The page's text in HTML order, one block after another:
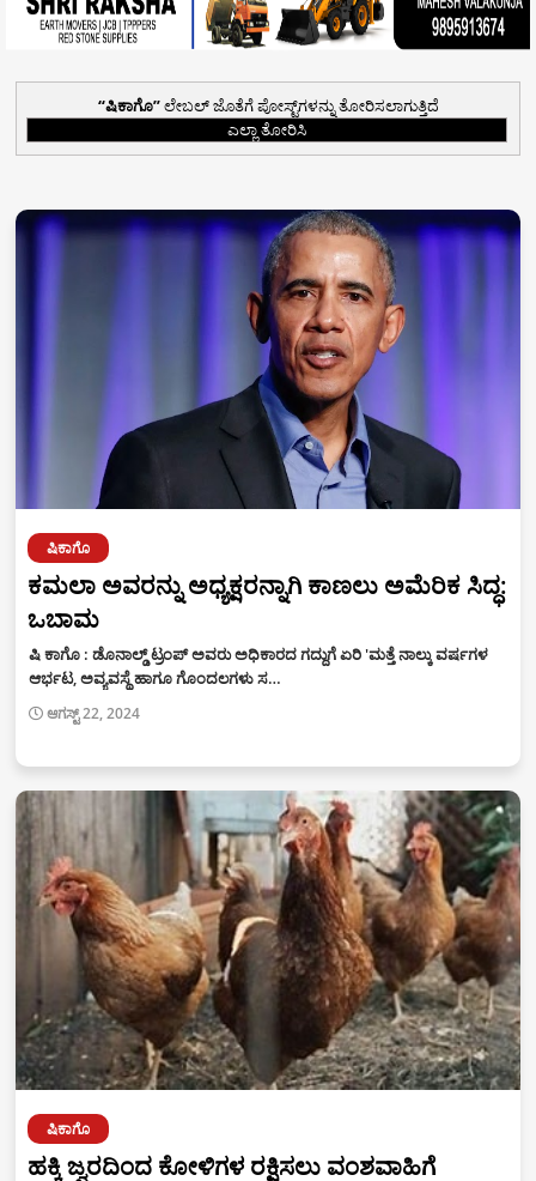
ಷಿಕಾಗೊ ಲೇಬಲ್ ಜೊತೆಗೆ ಪೋಸ್ಟ್‌ಗಳನ್ನು ತೋರಿಸಲಾಗುತ್ತಿದೆ
ಎಲ್ಲಾ ತೋರಿಸಿ
ಷಿಕಾಗೊ
ಕಮಲಾ ಅವರನ್ನು ಅಧ್ಯಕ್ಷರನ್ನಾಗಿ ಕಾಣಲು ಅಮೆರಿಕ ಸಿದ್ಧ:
ಒಬಾಮ
ಷಿ ಕಾಗೊ : ಡೊನಾಲ್ಡ್ ಟ್ರಂಪ್ ಅವರು ಅಧಿಕಾರದ ಗದ್ದುಗೆ ಏರಿ 'ಮತ್ತೆ ನಾಲ್ಕು ವರ್ಷಗಳ
ಆರ್ಭಟ, ಅವ್ಯವಸ್ಥೆ ಹಾಗೂ ಗೊಂದಲಗಳು ಸ…
ಆಗಸ್ಟ್ 22, 2024
ಷಿಕಾಗೊ
ಹಕ್ಕಿ ಜ್ವರದಿಂದ ಕೋಳಿಗಳ ರಕ್ಷಿಸಲು ವಂಶವಾಹಿಗೆ